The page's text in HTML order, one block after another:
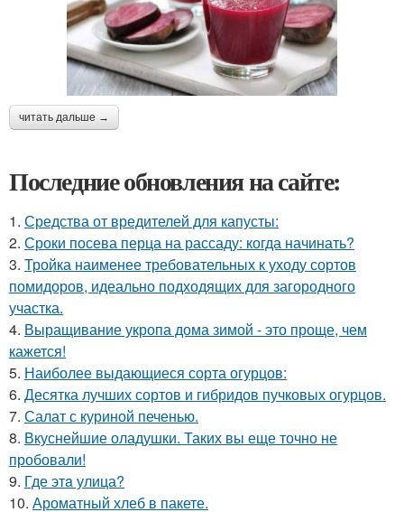
читать дальше →
Последние обновления на сайте:
1. Средства от вредителей для капусты:
2. Сроки посева перца на рассаду: когда начинать?
3. Тройка наименее требовательных к уходу сортов
помидоров, идеально подходящих для загородного
участка.
4. Выращивание укропа дома зимой - это проще, чем
кажется!
5. Наиболее выдающиеся сорта огурцов:
6. Десятка лучших сортов и гибридов пучковых огурцов.
7. Салат с куриной печенью.
8. Вкуснейшие оладушки. Таких вы еще точно не
пробовали!
9. Где этa улица?
10. Ароматный хлеб в пакете.